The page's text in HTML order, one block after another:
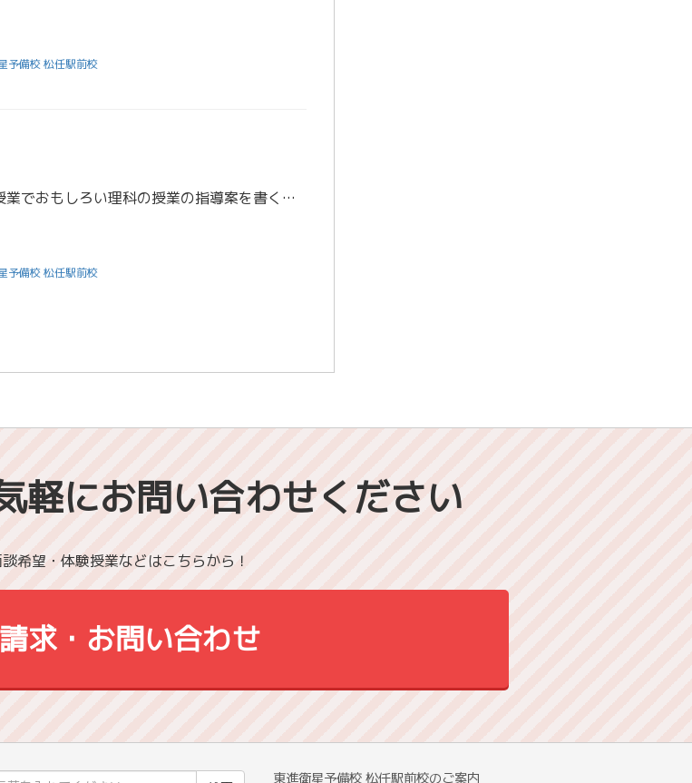
予備校 松任駅前校
こんにちは、スタッフの宮田です。 大学の授業でおもしろい理科の授業の指導案を書くという課題が出たので昨日やりました。面白い授業って難しいですよね。よくわからなかったので、面白そうな実験のことを書きました。ドライアイスは昇 […]
予備校 松任駅前校
軽にお問い合わせください
希望・体験授業などはこちらから！
求・お問い合わせ
東進衛星予備校 松任駅前校のご案内